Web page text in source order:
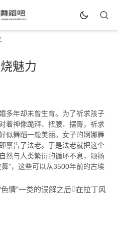
魅力
多年却未曾生育。为了祈求孩子
着神像跪拜、扭腰、摆臀，祈求
似舞蹈一般美丽。女子的婀娜舞
禀告了法老。于是法老就把这个
然与人类繁衍的循环不息，颂扬
”，这些可以从3500年前的古埃
”一类的误解之后在拉丁风